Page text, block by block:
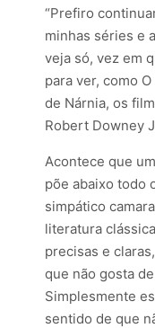
“Prefiro
minhas séries e
veja só, vez em
para ver, como
de Nárnia, os
Robert Downey
Acontece que
põe abaixo todo
simpático
literatura
precisas e
que não gosta
Simplesmente
sentido de que